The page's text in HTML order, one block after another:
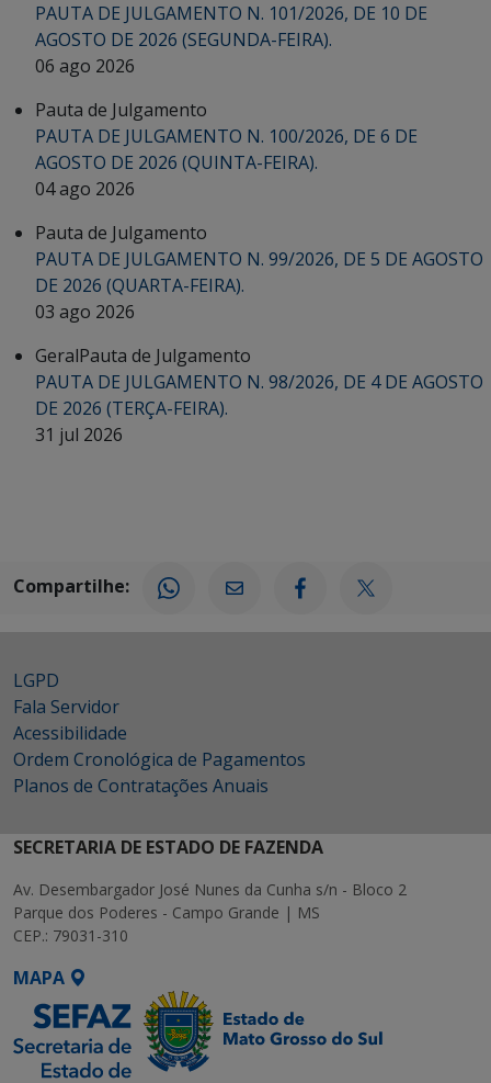
PAUTA DE JULGAMENTO N. 101/2026, DE 10 DE
AGOSTO DE 2026 (SEGUNDA-FEIRA).
06 ago 2026
Pauta de Julgamento
PAUTA DE JULGAMENTO N. 100/2026, DE 6 DE
AGOSTO DE 2026 (QUINTA-FEIRA).
04 ago 2026
Pauta de Julgamento
PAUTA DE JULGAMENTO N. 99/2026, DE 5 DE AGOSTO
DE 2026 (QUARTA-FEIRA).
03 ago 2026
GeralPauta de Julgamento
PAUTA DE JULGAMENTO N. 98/2026, DE 4 DE AGOSTO
DE 2026 (TERÇA-FEIRA).
31 jul 2026
Compartilhe:
LGPD
Fala Servidor
Acessibilidade
Ordem Cronológica de Pagamentos
Planos de Contratações Anuais
SECRETARIA DE ESTADO DE FAZENDA
Av. Desembargador José Nunes da Cunha s/n - Bloco 2
Parque dos Poderes - Campo Grande | MS
CEP.: 79031-310
MAPA